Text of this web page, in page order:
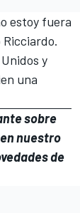
estoy fuera
Ricciardo.
y
una
sobre
nuestro
de